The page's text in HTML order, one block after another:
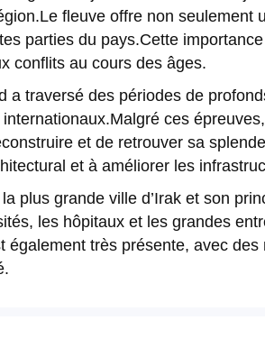
fleuve offre non seulement
parties du pays.Cette
conflits au cours des âges.
a traversé des périodes de
ces
et de retrouver sa
et à améliorer les
plus grande ville d’Irak et son
les hôpitaux et les grandes
également très présente, avec